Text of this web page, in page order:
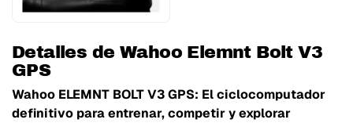
Detalles de Wahoo Elemnt Bolt V3
GPS
Wahoo ELEMNT BOLT V3 GPS: El ciclocomputador
definitivo para entrenar, competir y explorar